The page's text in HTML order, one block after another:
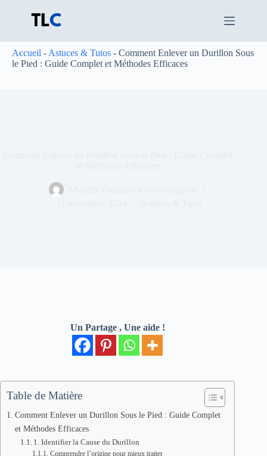
Accueil - Astuces & Tutos - Comment Enlever un Durillon Sous
le Pied : Guide Complet et Méthodes Efficaces
Un Partage , Une aide !
Table de Matière
Comment Enlever un Durillon Sous le Pied : Guide Complet
et Méthodes Efficaces
1. Identifier la Cause du Durillon
Comprendre l’origine pour mieux traiter